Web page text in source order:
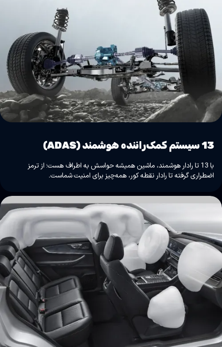
13 سیستم کمک‌راننده هوشمند (ADAS)
با 13 تا رادار هوشمند، ماشین همیشه حواسش به اطراف هست؛ از ترمز
اضطراری گرفته تا رادار نقطه کور، همه‌چیز برای امنیت شماست.